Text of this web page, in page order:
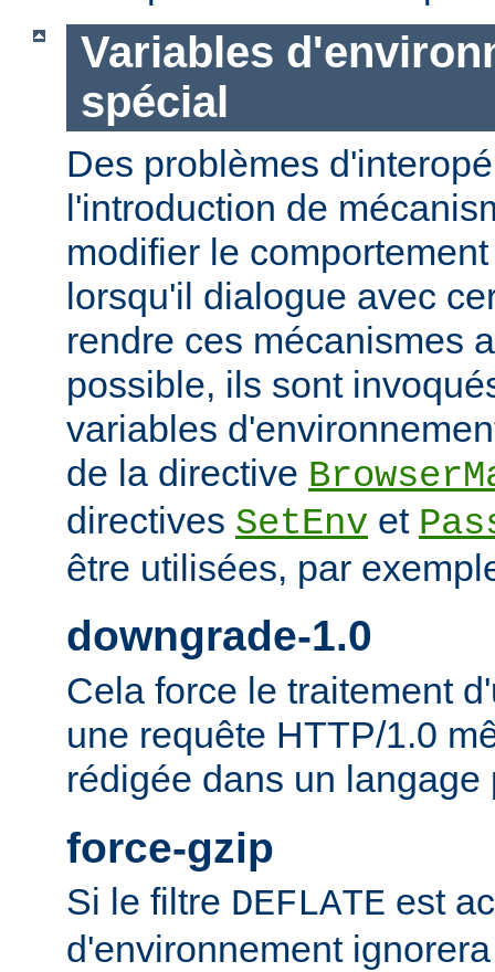
Variables
spécial
Des problèmes
l'introduction de
modifier le
lorsqu'il dialogue avec
rendre ces mécanismes
possible, ils sont
variables
de la directive
directives SetEnv et
être utilisées, par
downgrade-1.0
Cela force le traitement
une requête HTTP/1.0
rédigée dans un langage
force-gzip
Si le filtre DEFLATE est
d'environnement